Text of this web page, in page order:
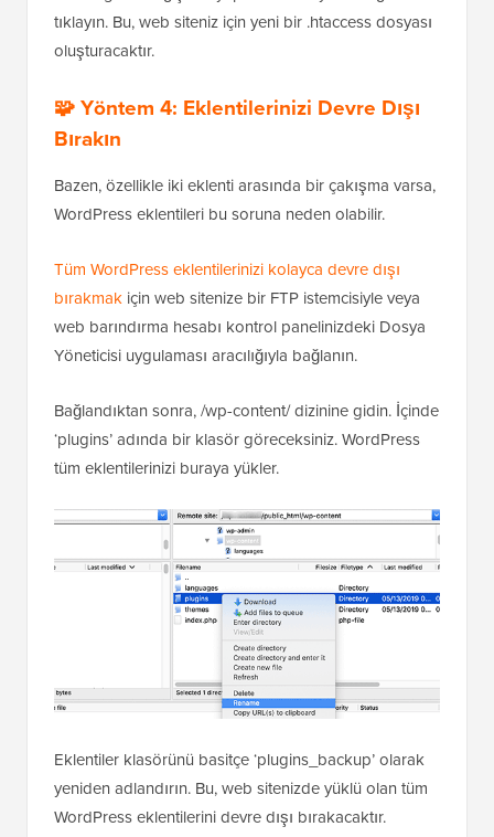
tıklayın. Bu, web siteniz için yeni bir .htaccess dosyası
oluşturacaktır.
🧩 Yöntem 4: Eklentilerinizi Devre Dışı
Bırakın
Bazen, özellikle iki eklenti arasında bir çakışma varsa,
WordPress eklentileri bu soruna neden olabilir.
Tüm WordPress eklentilerinizi kolayca devre dışı
bırakmak için web sitenize bir FTP istemcisiyle veya
web barındırma hesabı kontrol panelinizdeki Dosya
Yöneticisi uygulaması aracılığıyla bağlanın.
Bağlandıktan sonra, /wp-content/ dizinine gidin. İçinde
‘plugins’ adında bir klasör göreceksiniz. WordPress
tüm eklentilerinizi buraya yükler.
Eklentiler klasörünü basitçe ‘plugins_backup’ olarak
yeniden adlandırın. Bu, web sitenizde yüklü olan tüm
WordPress eklentilerini devre dışı bırakacaktır.